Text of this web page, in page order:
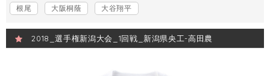
根尾
大阪桐蔭 大谷翔平
2018_選手権新潟大会_1回戦_新潟県央工-高田農